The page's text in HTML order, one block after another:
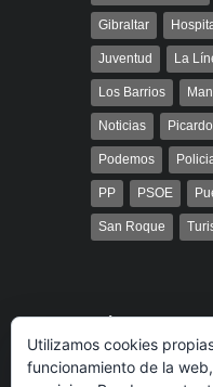
Gibraltar
Juventud La
Los Barrios
Noticias Picardo
Podemos
PP PSOE
San Roque
Búsqueda
Utilizamos cookies
funcionamiento de la